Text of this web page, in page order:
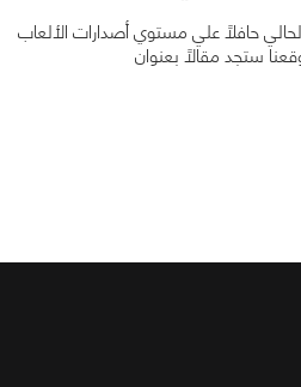
حافلاً علي مستوي أصدارات الألعاب
ستجد مقالاً بعنوان